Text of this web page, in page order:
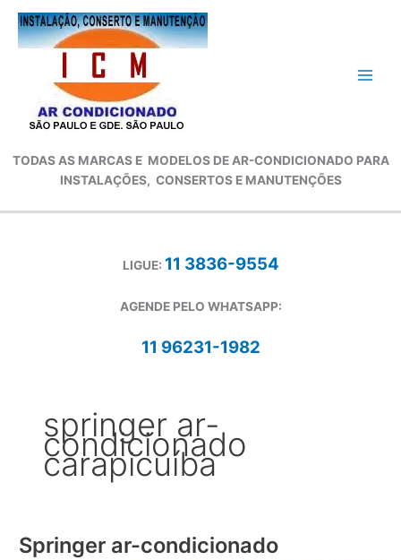
para
TODAS AS MARCAS E MODELOS DE AR-CONDICIONADO PARA
INSTALAÇÕES, CONSERTOS E MANUTENÇÕES
LIGUE: 11 3836-9554
AGENDE PELO WHATSAPP:
11 96231-1982
springer ar-
condicionado
carapicuíba
Springer ar-condicionado